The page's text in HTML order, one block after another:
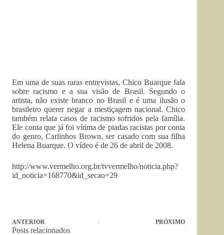
Em uma de suas raras entrevistas, Chico Buarque fala
sobre racismo e a sua visão de Brasil. Segundo o
artista, não existe branco no Brasil e é uma ilusão o
brasileiro querer negar a mestiçagem nacional. Chico
também relata casos de racismo sofridos pela família.
Ele conta que já foi vítima de piadas racistas por conta
do genro, Carlinhos Brown, ser casado com sua filha
Helena Buarque. O vídeo é de 26 de abril de 2008.
http://www.vermelho.org.br/tvvermelho/noticia.php?
id_noticia=168770&id_secao=29
ANTERIOR PRÓXIMO
Posts relacionados